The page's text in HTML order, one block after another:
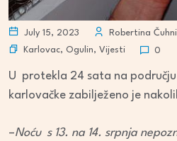
July 15, 2023
Robertina Čuhnil
Karlovac, Ogulin, Vijesti 0
U protekla 24 sata na području
karlovačke zabilježeno je
–Noću s 13. na 14. srpnja